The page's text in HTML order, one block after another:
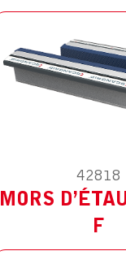
42818
MORS
F
MODÈLE :POUR